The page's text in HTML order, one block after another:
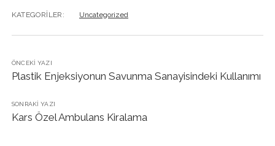
KATEGORILER: Uncategorized
ÖNCEKI YAZI
Plastik Enjeksiyonun Savunma Sanayisindeki Kullanımı
SONRAKI YAZI
Kars Özel Ambulans Kiralama